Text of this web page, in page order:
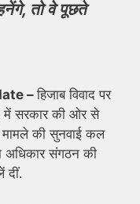
तो वे पूछते
–हिजाब विवाद पर
में सरकार की ओर से
मामले की सुनवाई कल
अधिकार संगठन की
दीं.